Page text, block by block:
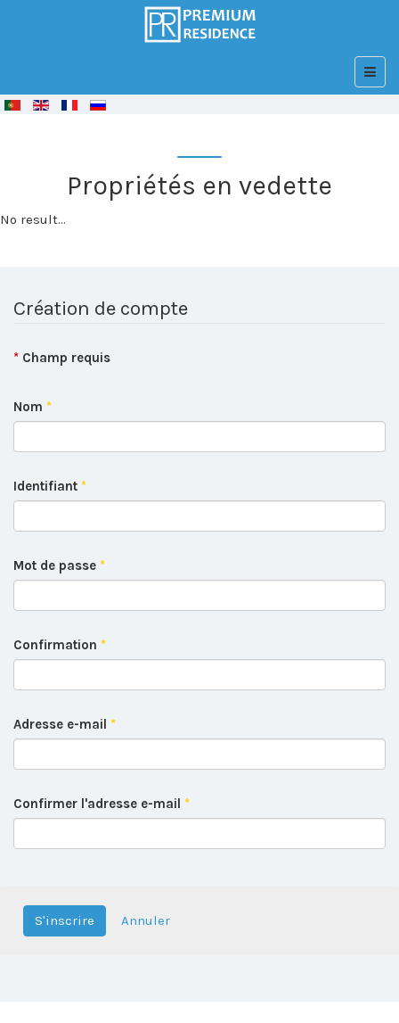
© FreeJoomla! 3 Modules
Propriétés en vedette
No result...
Création de compte
* Champ requis
Nom *
Identifiant *
Mot de passe *
Confirmation *
Adresse e-mail *
Confirmer l'adresse e-mail *
S'inscrire Annuler